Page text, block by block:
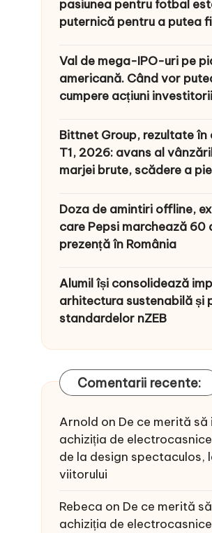
pasiunea pentru fotbal
puternică pentru a putea
Val de mega-IPO-uri pe
americană. Când vor
cumpere acțiuni
Bittnet Group, rezultate în
T1, 2026: avans al
marjei brute, scădere a
Doza de amintiri offline,
care Pepsi marchează 60
prezență în România
Alumil își consolidează
arhitectura sustenabilă și
standardelor nZEB
Comentarii recente:
Arnold on De ce merită să
achiziția de
de la design spectaculos,
viitorului
Rebeca on De ce merită
achiziția de